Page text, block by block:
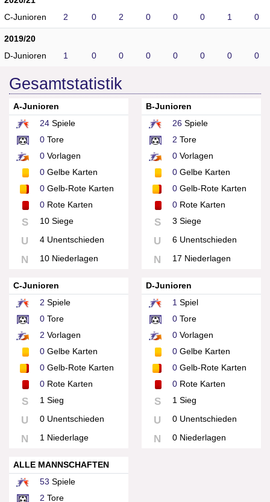
C-Junioren
2 0 2 0 0 0 1 0
2019/20
D-Junioren
1 0 0 0 0 0 0 0
Gesamtstatistik
A-Junioren
24 Spiele
0 Tore
0 Vorlagen
0 Gelbe Karten
0 Gelb-Rote Karten
0 Rote Karten
S 10 Siege
U 4 Unentschieden
N 10 Niederlagen
B-Junioren
26Spiele
2 Tore
0Vorlagen
0Gelbe Karten
0Gelb-Rote Karten
0Rote Karten
S 3 Siege
U 6 Unentschieden
N 17 Niederlagen
C-Junioren
2 Spiele
0 Tore
2 Vorlagen
0 Gelbe Karten
0 Gelb-Rote Karten
0 Rote Karten
S 1 Sieg
U 0 Unentschieden
N 1 Niederlage
D-Junioren
1 Spiel
0Tore
0Vorlagen
0Gelbe Karten
0Gelb-Rote Karten
0Rote Karten
S 1 Sieg
U 0 Unentschieden
N 0 Niederlagen
ALLE MANNSCHAFTEN
53 Spiele
2 Tore